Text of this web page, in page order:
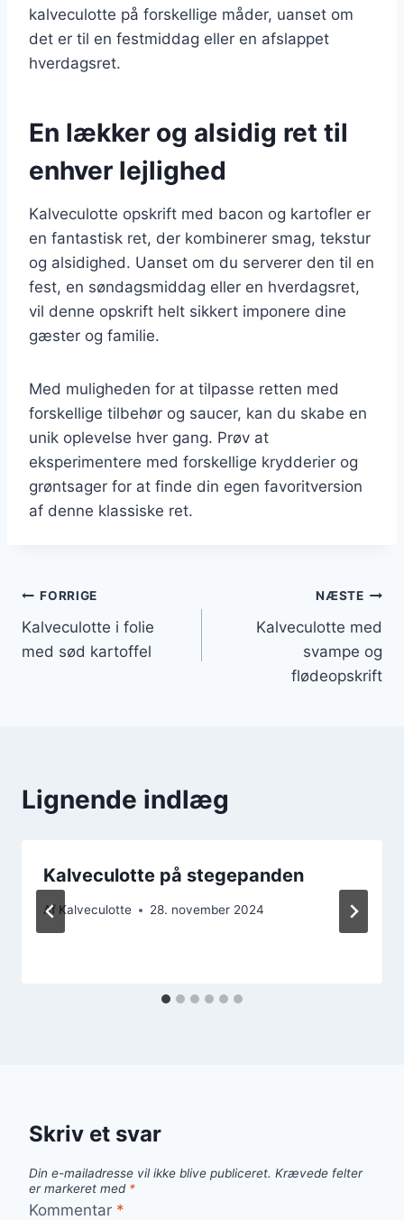
kalveculotte på forskellige måder, uanset om
det er til en festmiddag eller en afslappet
hverdagsret.
En lækker og alsidig ret til
enhver lejlighed
Kalveculotte opskrift med bacon og kartofler er
en fantastisk ret, der kombinerer smag, tekstur
og alsidighed. Uanset om du serverer den til en
fest, en søndagsmiddag eller en hverdagsret,
vil denne opskrift helt sikkert imponere dine
gæster og familie.
Med muligheden for at tilpasse retten med
forskellige tilbehør og saucer, kan du skabe en
unik oplevelse hver gang. Prøv at
eksperimentere med forskellige krydderier og
grøntsager for at finde din egen favoritversion
af denne klassiske ret.
Indlægsnavigation
FORRIGE
Kalveculotte i folie
med sød kartoffel
NÆSTE
Kalveculotte med
svampe og
flødeopskrift
Lignende indlæg
Kalveculotte på stegepanden
Af Kalveculotte 28. november 2024
Skriv et svar
Din e-mailadresse vil ikke blive publiceret. Krævede felter
er markeret med *
Kommentar *